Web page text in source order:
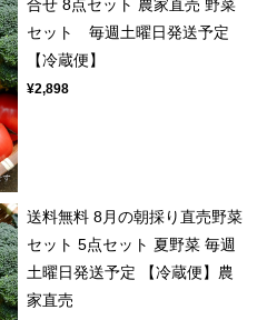
合せ 8点セット 農家直売 野菜
セット 毎週土曜日発送予定
【冷蔵便】
¥2,898
送料無料 8月の朝採り直売野菜
セット 5点セット 夏野菜 毎週
土曜日発送予定 【冷蔵便】農
家直売